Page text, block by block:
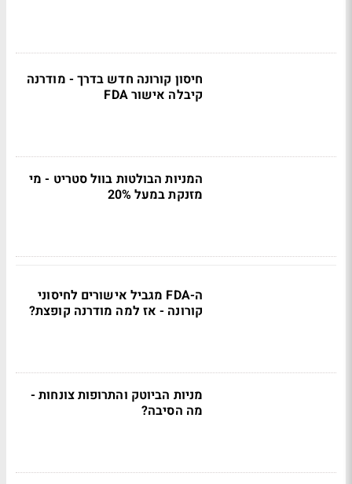
חיסון קורונה חדש בדרך - מודרנה
קיבלה אישור FDA
המניות הבולטות בוול סטריט - מי
מזנקת במעל 20%
ה-FDA מגביל אישורים לחיסוני
קורונה - אז למה מודרנה קופצת?
מניות הביוטק והתרופות צונחות -
מה הסיבה?